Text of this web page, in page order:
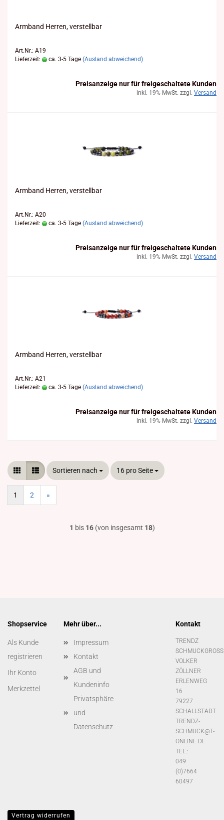
Arm­band Her­ren, ver­stell­bar
Art.Nr.: A19
Lieferzeit:
ca. 3-5 Tage (Ausland abweichend)
Preisanzeige nur für freigeschaltete Kunden
inkl. 19% MwSt. zzgl. Versand
Arm­band Her­ren, ver­stell­bar
Art.Nr.: A20
Lieferzeit:
ca. 3-5 Tage (Ausland abweichend)
Preisanzeige nur für freigeschaltete Kunden
inkl. 19% MwSt. zzgl. Versand
Arm­band Her­ren, ver­stell­bar
Art.Nr.: A21
Lieferzeit:
ca. 3-5 Tage (Ausland abweichend)
Preisanzeige nur für freigeschaltete Kunden
inkl. 19% MwSt. zzgl. Versand
Sortieren nach
Sortieren nach 16 pro Seite
pro Seite
1 2 »
1 bis 16(von insgesamt 18)
Shopservice
Als Kunde
registrieren
Ihr Konto
Merkzettel
Mehr über...
Impressum
Kontakt
AGB und
Kundeninfo
Privatsphäre
und
Datenschutz
Kontakt
TRENDZ
VOLKER
ZÖLLNER
ERLENWEG
16
79227
SCHALLSTADT
TRENDZ-
SCHMUCK@T-
ONLINE.DE
TEL.:
049
(0)7664
60497
Vertrag widerrufen